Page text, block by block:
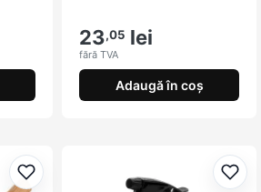
23,05 lei
fără TVA
Adaugă în coș
Adaugă la favorite